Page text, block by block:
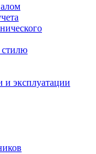
стилю
и эксплуатации